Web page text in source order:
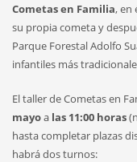
Cometas en Familia, en
su propia cometa y
Parque Forestal Adolfo
infantiles más
El taller de Cometas en
mayoa las 11:00 horas
hasta completar plazas
habrá dos turnos: